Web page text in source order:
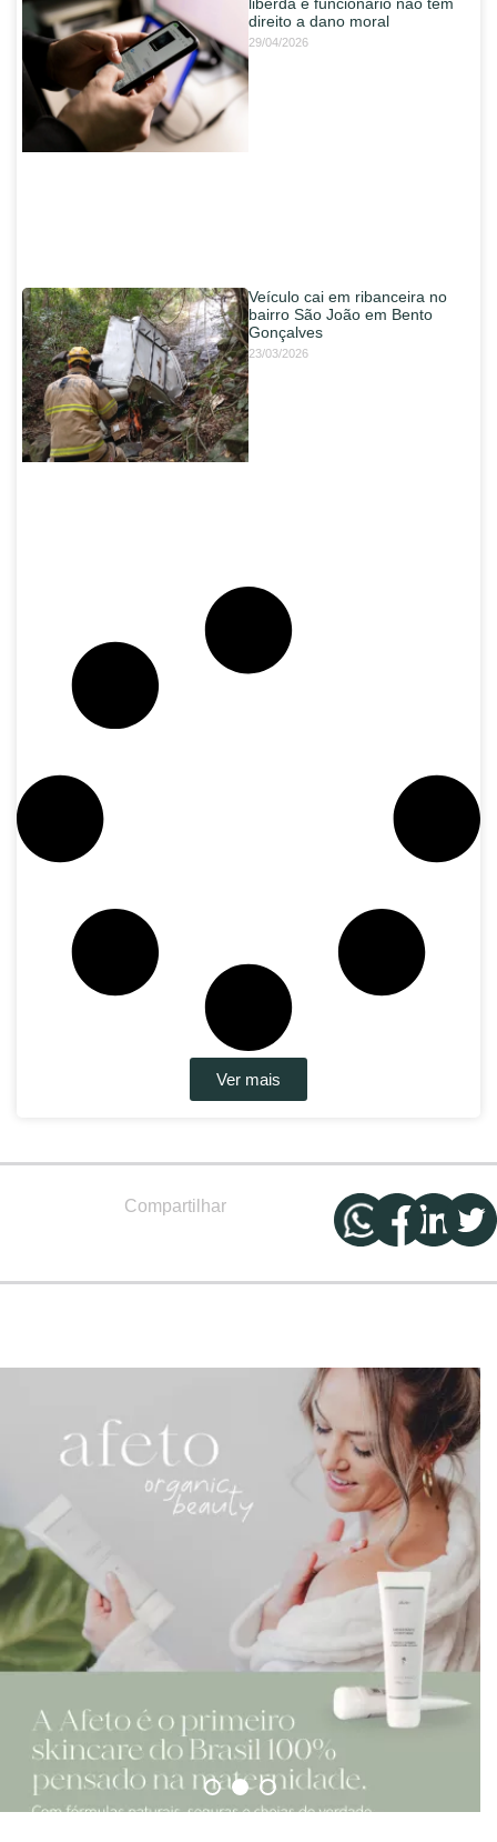
liberda e funcionário não tem
direito a dano moral
29/04/2026
Veículo cai em ribanceira no
bairro São João em Bento
Gonçalves
23/03/2026
Ver mais
Compartilhar